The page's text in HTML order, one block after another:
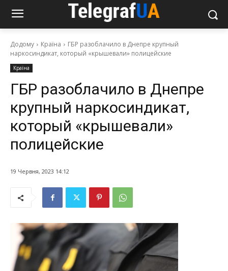
Додому Країна
ГБР разоблачило в Днепре крупный
наркосиндикат, который «крышевали» полицейские
Країна
ГБР разоблачило в Днепре
крупный наркосиндикат,
который «крышевали»
полицейские
19 Червня, 2023 14:12